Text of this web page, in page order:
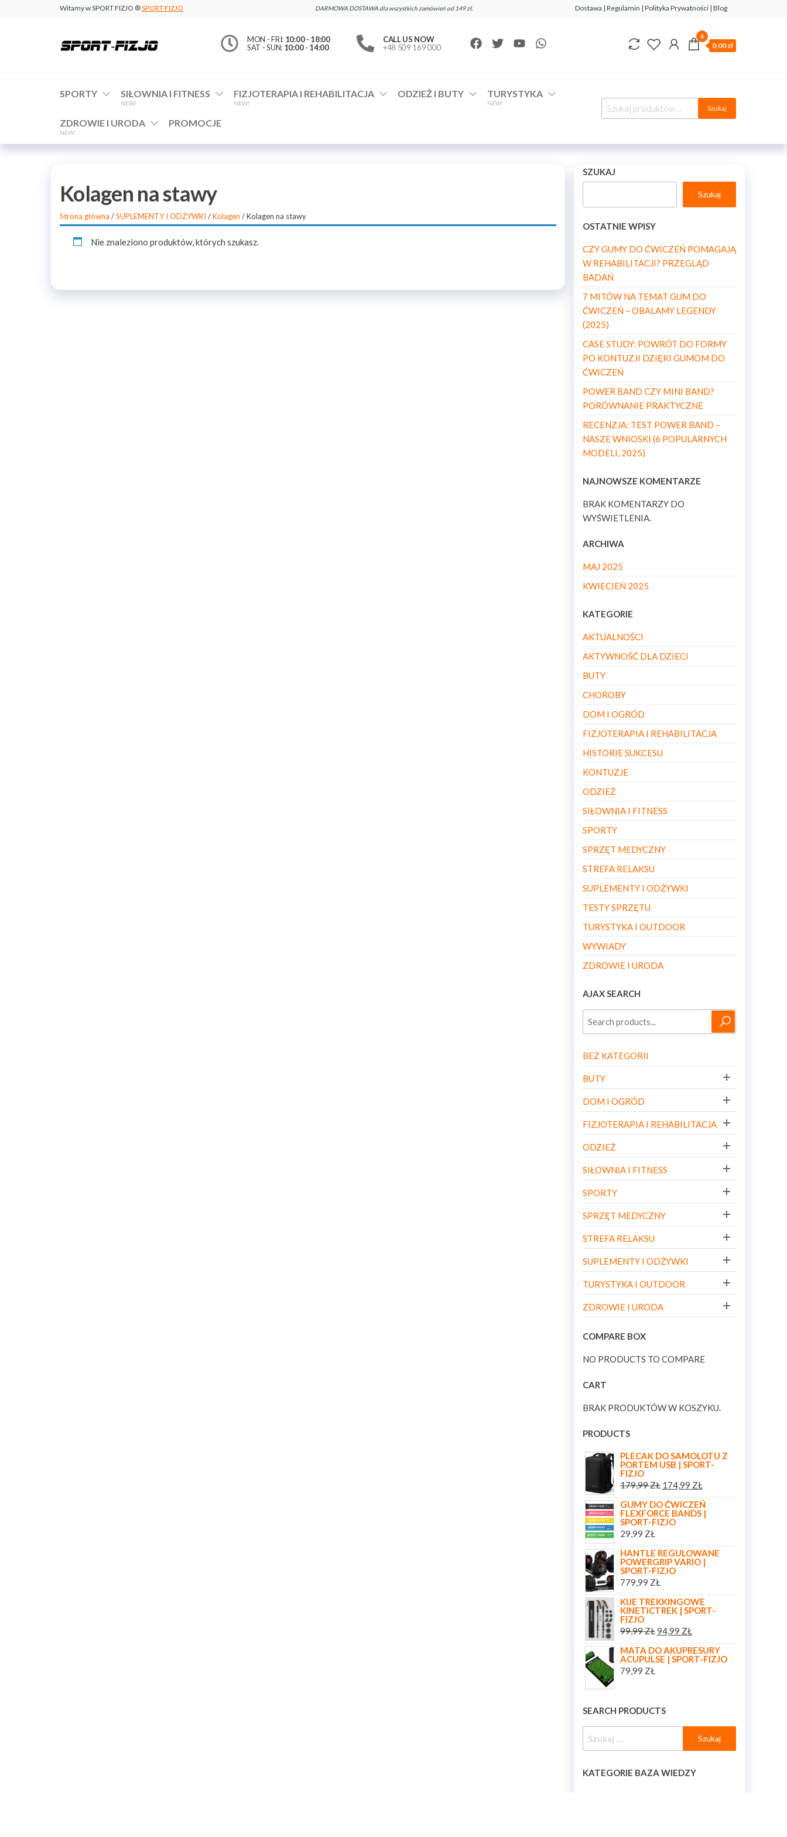
Witamy w SPORT FIZJO ®SPORT FIZJO DARMOWA DOSTAWA dla wszystkich zamówień od 149 zł. Dostawa | Regulamin | Polityka Prywatności | Blog
www.sport-
fizjo.com
MON - FRI: 10:00 - 18:00
SAT - SUN: 10:00 - 14:00
CALL US NOW
+48 509 169 000
0
0,00 zł
SPORTY SIŁOWNIA I FITNESS
NEW!
FIZJOTERAPIA I REHABILITACJA
NEW!
ODZIEŻ I BUTY TURYSTYKA
NEW!
ZDROWIE I URODA
NEW!
PROMOCJE
Szukaj
Kolagen na stawy
Strona główna /SUPLEMENTY I ODŻYWKI /Kolagen / Kolagen na stawy
Nie znaleziono produktów, których szukasz.
SZUKAJ
Szukaj
OSTATNIE WPISY
CZY GUMY DO ĆWICZEŃ POMAGAJĄ
W REHABILITACJI? PRZEGLĄD
BADAŃ
7 MITÓW NA TEMAT GUM DO
ĆWICZEŃ – OBALAMY LEGENDY
(2025)
CASE STUDY: POWRÓT DO FORMY
PO KONTUZJI DZIĘKI GUMOM DO
ĆWICZEŃ
POWER BAND CZY MINI BAND?
PORÓWNANIE PRAKTYCZNE
RECENZJA: TEST POWER BAND –
NASZE WNIOSKI (6 POPULARNYCH
MODELI, 2025)
NAJNOWSZE KOMENTARZE
BRAK KOMENTARZY DO
WYŚWIETLENIA.
ARCHIWA
MAJ 2025
KWIECIEŃ 2025
KATEGORIE
AKTUALNOŚCI
AKTYWNOŚĆ DLA DZIECI
BUTY
CHOROBY
DOM I OGRÓD
FIZJOTERAPIA I REHABILITACJA
HISTORIE SUKCESU
KONTUZJE
ODZIEŻ
SIŁOWNIA I FITNESS
SPORTY
SPRZĘT MEDYCZNY
STREFA RELAKSU
SUPLEMENTY I ODŻYWKI
TESTY SPRZĘTU
TURYSTYKA I OUTDOOR
WYWIADY
ZDROWIE I URODA
AJAX SEARCH
BEZ KATEGORII
BUTY
DOM I OGRÓD
FIZJOTERAPIA I REHABILITACJA
ODZIEŻ
SIŁOWNIA I FITNESS
SPORTY
SPRZĘT MEDYCZNY
STREFA RELAKSU
SUPLEMENTY I ODŻYWKI
TURYSTYKA I OUTDOOR
ZDROWIE I URODA
COMPARE BOX
NO PRODUCTS TO COMPARE
CART
BRAK PRODUKTÓW W KOSZYKU.
PRODUCTS
PLECAK DO SAMOLOTU Z
PORTEM USB | SPORT-
FIZJO
179,99ZŁ 174,99 ZŁ
GUMY DO ĆWICZEŃ
FLEXFORCE BANDS |
SPORT-FIZJO
29,99 ZŁ
HANTLE REGULOWANE
POWERGRIP VARIO |
SPORT-FIZJO
779,99 ZŁ
KIJE TREKKINGOWE
KINETICTREK | SPORT-
FIZJO
99,99ZŁ94,99 ZŁ
MATA DO AKUPRESURY
ACUPULSE | SPORT-FIZJO
79,99 ZŁ
SEARCH PRODUCTS
KATEGORIE BAZA WIEDZY